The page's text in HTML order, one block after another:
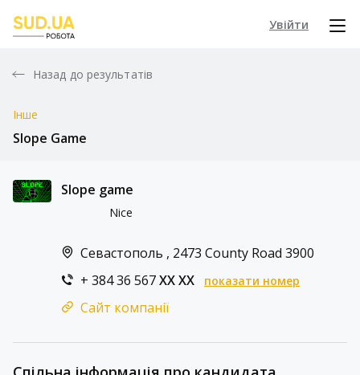
Увійти
Назад до результатів
Інше
Slope Game
Slope game
Nice
Севастополь , 2473 County Road 3900
+ 384 36 567XX XX показати номер
Сайт компанії